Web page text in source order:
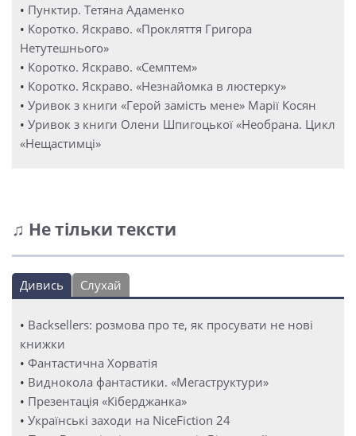
• Пунктир. Тетяна Адаменко
• Коротко. Яскраво. «Прокляття Григора
Нетутешнього»
• Коротко. Яскраво. «Семптем»
• Коротко. Яскраво. «Незнайомка в люстерку»
• Уривок з книги «Герой замість мене» Марії Косян
• Уривок з книги Олени Шпигоцької «Необрана. Цикл
«Нещастимці»
♫ Не тільки тексти
Дивись Слухай
• Backsellers: розмова про те, як просувати не нові
книжки
• Фантастична Хорватія
• Виднокола фантастики. «Мегаструктури»
• Презентація «Кіберджанка»
• Українські заходи на NiceFiction 24